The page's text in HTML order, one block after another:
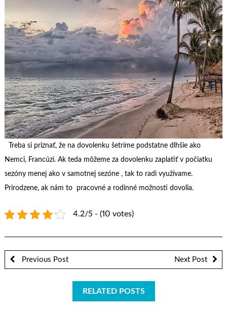
Treba si priznať, že na dovolenku šetríme podstatne dlhšie ako
Nemci, Francúzi. Ak teda môžeme za dovolenku zaplatiť v počiatku
sezóny menej ako v samotnej sezóne , tak to radi využívame.
Prirodzene, ak nám to pracovné a rodinné možnosti dovolia.
4.2/5 - (10 votes)
Previous Post Next Post
RELATED POSTS